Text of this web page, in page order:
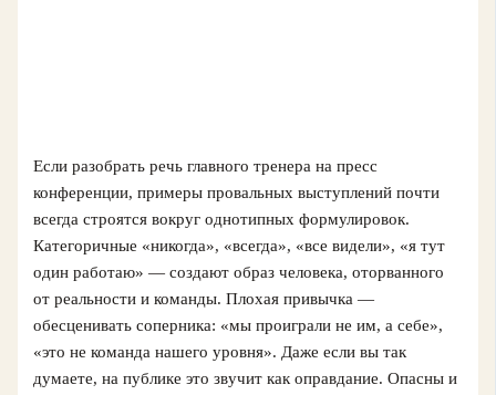
Если разобрать речь главного тренера на пресс
конференции, примеры провальных выступлений почти
всегда строятся вокруг однотипных формулировок.
Категоричные «никогда», «всегда», «все видели», «я тут
один работаю» — создают образ человека, оторванного
от реальности и команды. Плохая привычка —
обесценивать соперника: «мы проиграли не им, а себе»,
«это не команда нашего уровня». Даже если вы так
думаете, на публике это звучит как оправдание. Опасны и